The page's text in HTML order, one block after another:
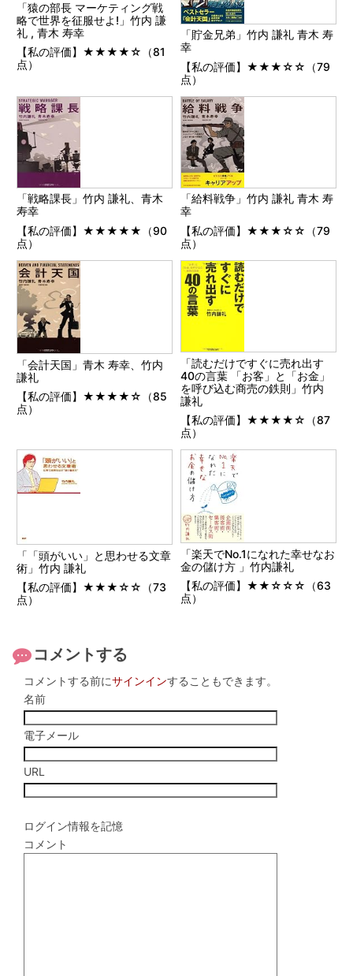
「猿の部長 マーケティング戦
略で世界を征服せよ!」竹内 謙
礼 , 青木 寿幸
【私の評価】★★★★☆（81
点）
「貯金兄弟」竹内 謙礼 青木 寿
幸
【私の評価】★★★☆☆（79
点）
「戦略課長」竹内 謙礼、青木
寿幸
【私の評価】★★★★★（90
点）
「給料戦争」竹内 謙礼 青木 寿
幸
【私の評価】★★★☆☆（79
点）
「会計天国」青木 寿幸、竹内
謙礼
【私の評価】★★★★☆（85
点）
「読むだけですぐに売れ出す
40の言葉 「お客」と「お金」
を呼び込む商売の鉄則」竹内
謙礼
【私の評価】★★★★☆（87
点）
「「頭がいい」と思わせる文章
術」竹内 謙礼
【私の評価】★★★☆☆（73
点）
「楽天でNo.1になれた幸せなお
金の儲け方 」竹内謙礼
【私の評価】★★☆☆☆（63
点）
コメントする
コメントする前にサインインすることもできます。
名前
電子メール
URL
ログイン情報を記憶
コメント